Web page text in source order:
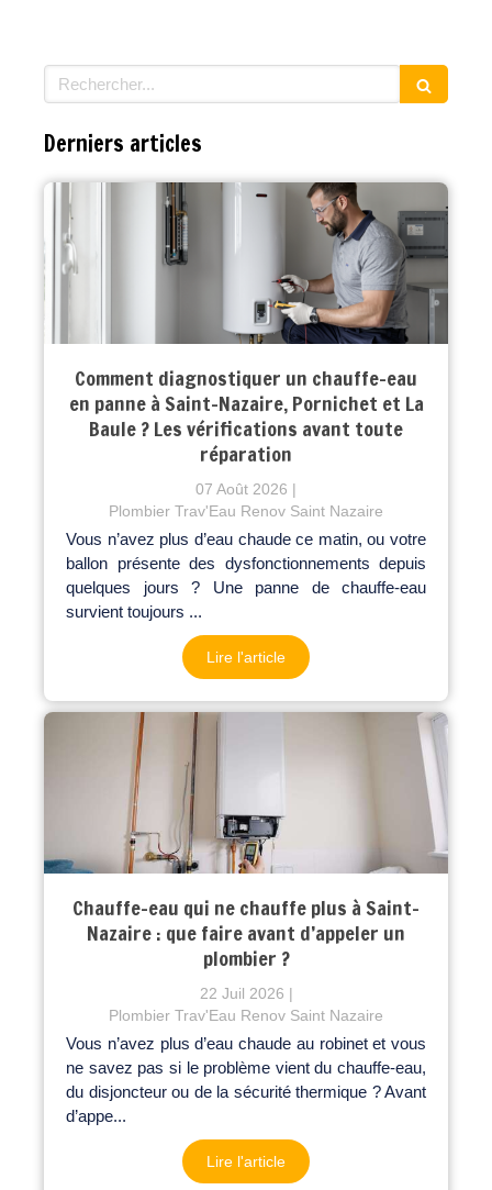
Rechercher
Derniers articles
Comment diagnostiquer un chauffe-eau
en panne à Saint-Nazaire, Pornichet et La
Baule ? Les vérifications avant toute
réparation
07 Août 2026
Plombier Trav'Eau Renov Saint Nazaire
Vous n’avez plus d’eau chaude ce matin, ou votre
ballon présente des dysfonctionnements depuis
quelques jours ? Une panne de chauffe-eau
survient toujours ...
Lire l'article
Chauffe-eau qui ne chauffe plus à Saint-
Nazaire : que faire avant d’appeler un
plombier ?
22 Juil 2026
Plombier Trav'Eau Renov Saint Nazaire
Vous n’avez plus d’eau chaude au robinet et vous
ne savez pas si le problème vient du chauffe-eau,
du disjoncteur ou de la sécurité thermique ? Avant
d’appe...
Lire l'article